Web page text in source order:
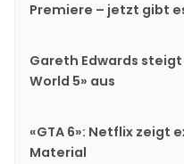
Premiere – jetzt gibt
Gareth Edwards
World 5» aus
«GTA 6»: Netflix zeigt
Material